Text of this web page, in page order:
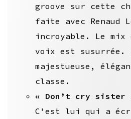
groove sur cette
faite avec Renaud
incroyable. Le
voix est susurrée.
majestueuse,
classe.
« Don’t cry sister
C’est lui qui a